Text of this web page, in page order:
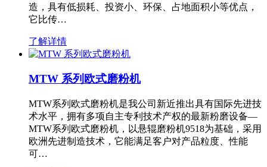
造，具有低损耗、投资小、环保、占地面积小等优点，
它比传…
了解详情
MTW 系列欧式磨粉机
MTW系列欧式磨粉机是我公司新近推出具有国际先进技
术水平，拥有多项自主专利技术产权的最新粉磨设备—
MTW系列欧式磨粉机，以悬辊磨粉机9518为基础，采用
欧洲先进制造技术，它能满足客户对产品粒度、性能
可…